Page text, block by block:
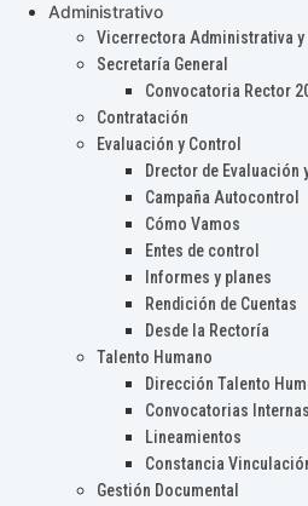
Administrativo
Vicerrectora Administrativa y
Secretaría General
Convocatoria Rector
Contratación
Evaluación y Control
Drector de Evaluación
Campaña Autocontrol
Cómo Vamos
Entes de control
Informes y planes
Rendición de Cuentas
Desde la Rectoría
Talento Humano
Dirección Talento
Convocatorias Internas
Lineamientos
Constancia
Gestión Documental